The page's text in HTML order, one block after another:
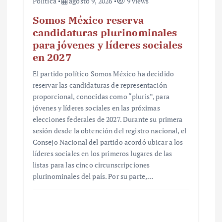
Somos México reserva
candidaturas plurinominales
para jóvenes y líderes sociales
en 2027
El partido político Somos México ha decidido
reservar las candidaturas de representación
proporcional, conocidas como “pluris”, para
jóvenes y líderes sociales en las próximas
elecciones federales de 2027. Durante su primera
sesión desde la obtención del registro nacional, el
Consejo Nacional del partido acordó ubicar a los
líderes sociales en los primeros lugares de las
listas para las cinco circunscripciones
plurinominales del país. Por su parte,…